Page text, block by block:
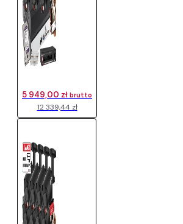
12 339,44 zł
5 949,00 zł brutto